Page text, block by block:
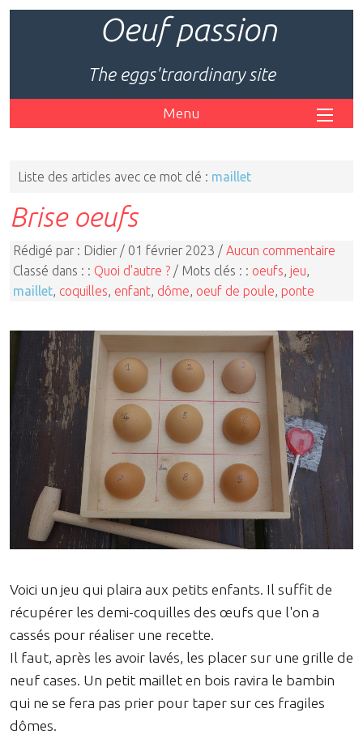
Oeuf passion
The eggs'traordinary site
Menu
Liste des articles avec ce mot clé : maillet
Brise oeufs
Rédigé par : Didier / 01 février 2023 / Aucun commentaire
Classé dans : : Quoi d'autre ? / Mots clés : : oeufs jeu
maillet coquilles enfant dôme oeuf de poule ponte
Voici un jeu qui plaira aux petits enfants. Il suffit de
récupérer les demi-coquilles des œufs que l'on a
cassés pour réaliser une recette.
Il faut, après les avoir lavés, les placer sur une grille de
neuf cases. Un petit maillet en bois ravira le bambin
qui ne se fera pas prier pour taper sur ces fragiles
dômes.